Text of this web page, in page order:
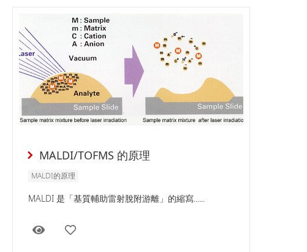
MALDI/TOFMS 的原理
MALDI的原理
MALDI 是「基質輔助雷射脫附游離」的縮寫......